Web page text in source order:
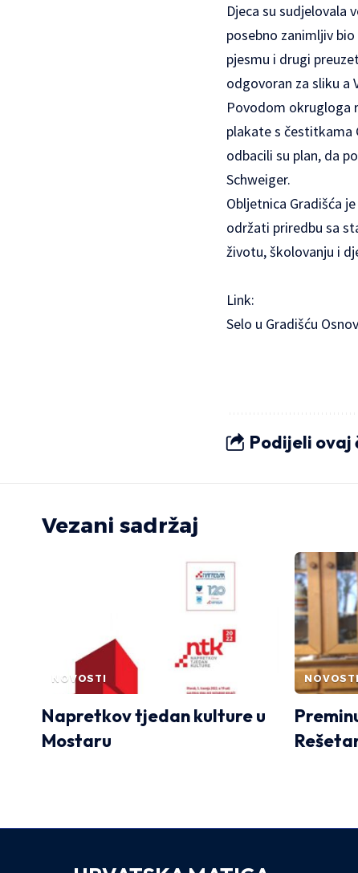
Djeca su sudjelovala
posebno zanimljiv
pjesmu i drugi
odgovoran za sliku a
Povodom okrugloga
plakate s čestitkama
odbacili su plan, da
Schweiger.
Obljetnica Gradišća
održati priredbu sa
životu, školovanju i
Link:
Selo u Gradišću
Podijeli ovaj
Vezani sadržaj
NOVOSTI
Napretkov tjedan kulture u
Mostaru